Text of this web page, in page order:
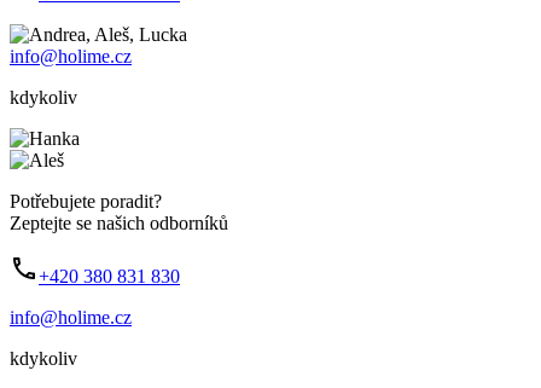
info@holime.cz
kdykoliv
Potřebujete poradit?
Zeptejte se našich odborníků
+420 380 831 830
info@holime.cz
kdykoliv